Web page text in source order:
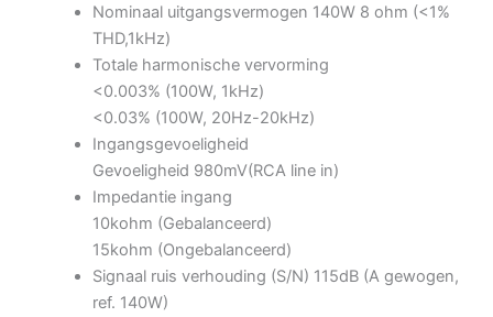
Nominaal uitgangsvermogen 140W 8 ohm (<1%
THD,1kHz)
Totale harmonische vervorming
<0.003% (100W, 1kHz)
<0.03% (100W, 20Hz-20kHz)
Ingangsgevoeligheid
Gevoeligheid 980mV(RCA line in)
Impedantie ingang
10kohm (Gebalanceerd)
15kohm (Ongebalanceerd)
Signaal ruis verhouding (S/N) 115dB (A gewogen,
ref. 140W)